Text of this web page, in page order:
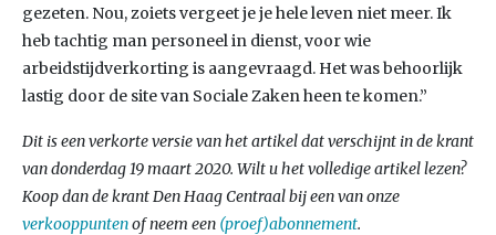
gezeten. Nou, zoiets vergeet je je hele leven niet meer. Ik
heb tachtig man personeel in dienst, voor wie
arbeidstijdverkorting is aangevraagd. Het was behoorlijk
lastig door de site van Sociale Zaken heen te komen.”
Dit is een verkorte versie van het artikel dat verschijnt in de krant
van donderdag 19 maart 2020. Wilt u het volledige artikel lezen?
Koop dan de krant Den Haag Centraal bij een van onze
verkooppuntenof neem een (proef)abonnement.